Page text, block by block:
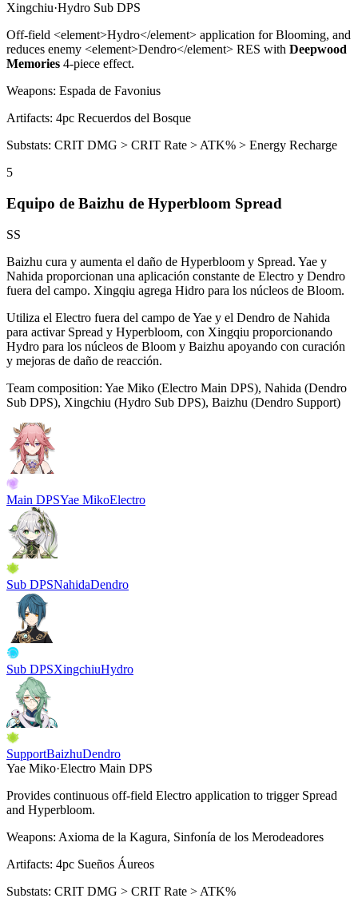
Xingchiu·Hydro Sub DPS
Off-field <element>Hydro</element> application for Blooming, and
reduces enemy <element>Dendro</element> RES with Deepwood
Memories 4-piece effect.
Weapons: Espada de Favonius
Artifacts: 4pc Recuerdos del Bosque
Substats: CRIT DMG > CRIT Rate > ATK% > Energy Recharge
5
Equipo de Baizhu de Hyperbloom Spread
SS
Baizhu cura y aumenta el daño de Hyperbloom y Spread. Yae y
Nahida proporcionan una aplicación constante de Electro y Dendro
fuera del campo. Xingqiu agrega Hidro para los núcleos de Bloom.
Utiliza el Electro fuera del campo de Yae y el Dendro de Nahida
para activar Spread y Hyperbloom, con Xingqiu proporcionando
Hydro para los núcleos de Bloom y Baizhu apoyando con curación
y mejoras de daño de reacción.
Team composition: Yae Miko (Electro Main DPS), Nahida (Dendro
Sub DPS), Xingchiu (Hydro Sub DPS), Baizhu (Dendro Support)
Main DPSYae MikoElectro
Sub DPSNahidaDendro
Sub DPSXingchiuHydro
SupportBaizhuDendro
Yae Miko·Electro Main DPS
Provides continuous off-field Electro application to trigger Spread
and Hyperbloom.
Weapons: Axioma de la Kagura, Sinfonía de los Merodeadores
Artifacts: 4pc Sueños Áureos
Substats: CRIT DMG > CRIT Rate > ATK%